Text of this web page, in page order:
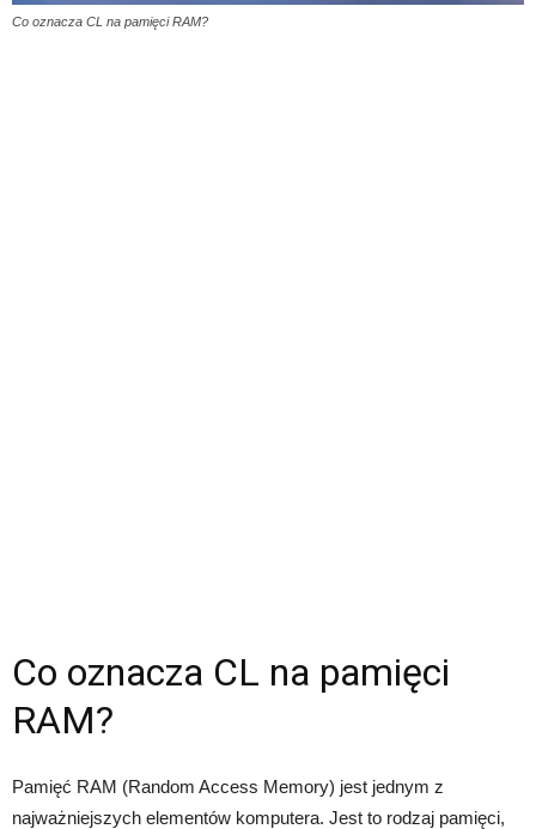
Co oznacza CL na pamięci RAM?
Co oznacza CL na pamięci
RAM?
Pamięć RAM (Random Access Memory) jest jednym z
najważniejszych elementów komputera. Jest to rodzaj pamięci,